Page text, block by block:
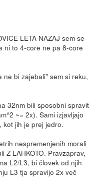
LETA NAZAJ sem se
ni to 4-core ne pa 8-core
ne bi zajebali" sem si reku,
32nm bili sposobni spravit
~= 2x). Sami izjavljajo
kot jih je prej jedro.
nespremenjenih morali
Z LAHKOTO. Pravzaprav,
L2/L3, bi človek od njih
L3 tja spravijo 2x več